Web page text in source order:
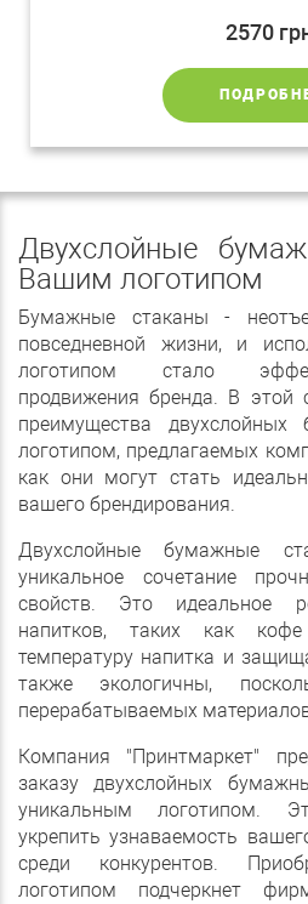
2570
Двухслойные
Вашим логотипом
Бумажные стаканы -
повседневной жизни, и
логотипом стало
продвижения бренда. В этой
преимущества
логотипом, предлагаемых
как они могут стать
вашего брендирования.
Двухслойные бумажные
уникальное сочетание
свойств. Это идеальное
напитков, таких как
температуру напитка и
также экологичны,
перерабатываемых
Компания "Принтмаркет"
заказу двухслойных
уникальным логотипом.
укрепить узнаваемость
среди конкурентов.
логотипом подчеркнет